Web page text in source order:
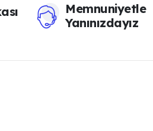
Memnuniyetle
Yanınızdayız